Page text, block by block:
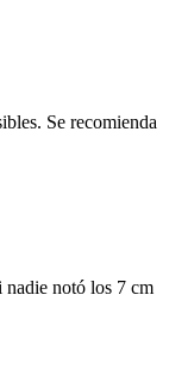
Se recomienda
nadie notó los 7 cm